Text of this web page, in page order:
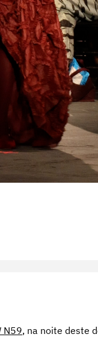
N59, na noite deste